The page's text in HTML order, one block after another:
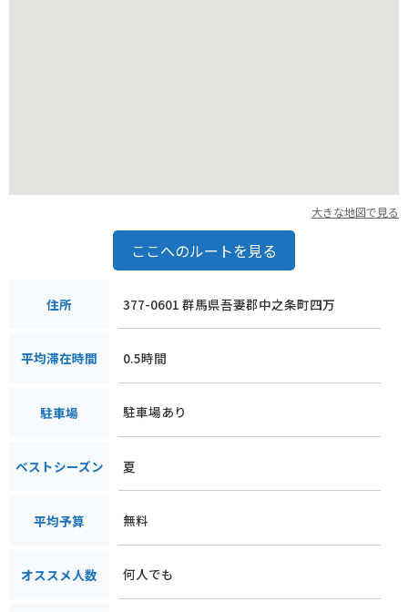
大きな地図で見る
ここへのルートを見る
住所 377-0601 群馬県吾妻郡中之条町四万
平均滞在時間 0.5時間
駐車場 駐車場あり
ベストシーズン 夏
平均予算 無料
オススメ人数 何人でも